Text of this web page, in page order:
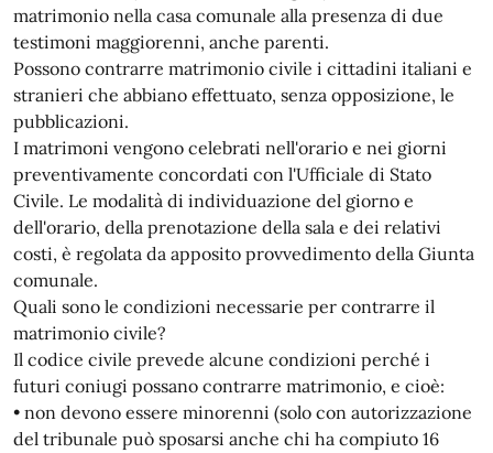
matrimonio nella casa comunale alla presenza di due
testimoni maggiorenni, anche parenti.
Possono contrarre matrimonio civile i cittadini italiani e
stranieri che abbiano effettuato, senza opposizione, le
pubblicazioni.
I matrimoni vengono celebrati nell'orario e nei giorni
preventivamente concordati con l'Ufficiale di Stato
Civile. Le modalità di individuazione del giorno e
dell'orario, della prenotazione della sala e dei relativi
costi, è regolata da apposito provvedimento della Giunta
comunale.
Quali sono le condizioni necessarie per contrarre il
matrimonio civile?
Il codice civile prevede alcune condizioni perché i
futuri coniugi possano contrarre matrimonio, e cioè:
• non devono essere minorenni (solo con autorizzazione
del tribunale può sposarsi anche chi ha compiuto 16